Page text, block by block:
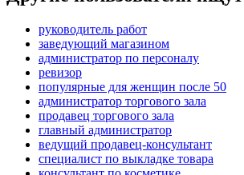
руководитель работ
заведующий магазином
администратор по персоналу
ревизор
популярные для женщин после 50
администратор торгового зала
продавец торгового зала
главный администратор
ведущий продавец-консультант
специалист по выкладке товара